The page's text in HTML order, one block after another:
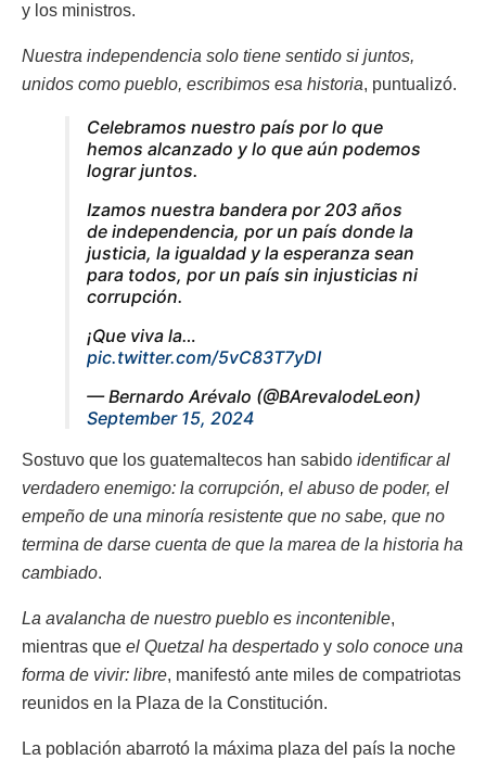
y los ministros.
Nuestra independencia solo tiene sentido si juntos,
unidos como pueblo, escribimos esa historia, puntualizó.
Celebramos nuestro país por lo que
hemos alcanzado y lo que aún podemos
lograr juntos.
Izamos nuestra bandera por 203 años
de independencia, por un país donde la
justicia, la igualdad y la esperanza sean
para todos, por un país sin injusticias ni
corrupción.
¡Que viva la…
pic.twitter.com/5vC83T7yDI
— Bernardo Arévalo (@BArevalodeLeon)
September 15, 2024
Sostuvo que los guatemaltecos han sabido identificar al
verdadero enemigo: la corrupción, el abuso de poder, el
empeño de una minoría resistente que no sabe, que no
termina de darse cuenta de que la marea de la historia ha
cambiado.
La avalancha de nuestro pueblo es incontenible,
mientras que el Quetzal ha despertado y solo conoce una
forma de vivir: libre, manifestó ante miles de compatriotas
reunidos en la Plaza de la Constitución.
La población abarrotó la máxima plaza del país la noche